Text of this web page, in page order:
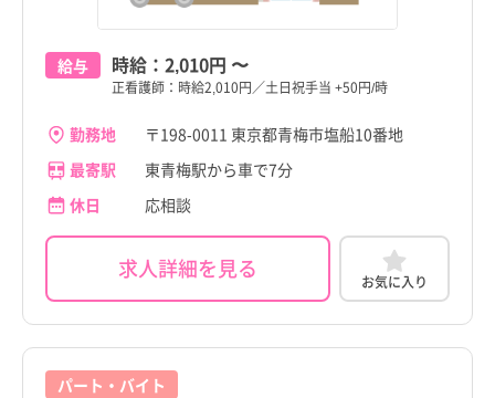
給与 時給： 2,010円 〜
正看護師：時給2,010円／土日祝手当 +50円/時
勤務地
〒198-0011 東京都青梅市塩船10番地
最寄駅
東青梅駅から車で7分
休日
応相談
求人詳細を見る お気に入り
パート・バイト